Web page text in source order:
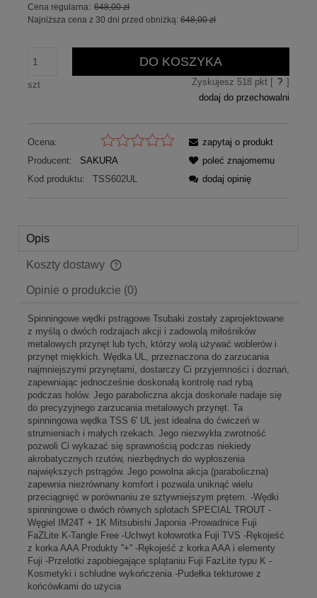
Cena regularna: 648,00 zł
Najniższa cena z 30 dni przed obniżką: 648,00 zł
szt
DO KOSZYKA
Zyskujesz 518pkt [ ? ]
dodaj do przechowalni
Ocena:
Producent:
SAKURA
Kod produktu:
TSS602UL
zapytaj o produkt
poleć znajomemu
dodaj opinię
Opis
Koszty dostawy
Cena nie zawiera ewentualnych kosztów płatności
Opinie o produkcie (0)
Spinningowe wędki pstrągowe Tsubaki zostały zaprojektowane
z myślą o dwóch rodzajach akcji i zadowolą miłośników
metalowych przynęt lub tych, którzy wolą używać woblerów i
przynęt miękkich. Wędka UL, przeznaczona do zarzucania
najmniejszymi przynętami, dostarczy Ci przyjemności i doznań,
zapewniając jednocześnie doskonałą kontrolę nad rybą
podczas holów. Jego paraboliczna akcja doskonale nadaje się
do precyzyjnego zarzucania metalowych przynęt. Ta
spinningowa wędka TSS 6' UL jest idealna do ćwiczeń w
strumieniach i małych rzekach. Jego niezwykła zwrotność
pozwoli Ci wykazać się sprawnością podczas niekiedy
akrobatycznych rzutów, niezbędnych do wypłoszenia
największych pstrągów. Jego powolna akcja (paraboliczna)
zapewnia niezrównany komfort i pozwala uniknąć wielu
przeciągnięć w porównaniu ze sztywniejszym prętem. -Wędki
spinningowe o dwóch równych splotach SPECIAL TROUT -
Węgiel IM24T + 1K Mitsubishi Japonia -Prowadnice Fuji
FaZLite K-Tangle Free -Uchwyt kołowrotka Fuji TVS -Rękojeść
z korka AAA Produkty ''+'' -Rękojeść z korka AAA i elementy
Fuji -Przelotki zapobiegające splątaniu Fuji FazLite typu K -
Kosmetyki i schludne wykończenia -Pudełka tekturowe z
końcówkami do użycia